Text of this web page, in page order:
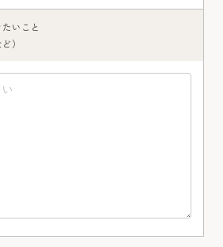
いこと
）